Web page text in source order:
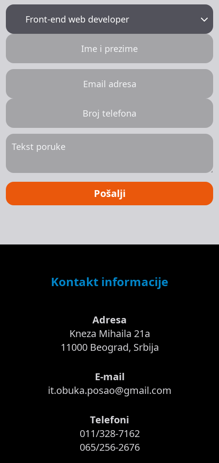
Pošalji
Kontakt informacije
Adresa
Kneza Mihaila 21a
11000 Beograd, Srbija
E-mail
it.obuka.posao@gmail.com
Telefoni
011/328-7162
065/256-2676